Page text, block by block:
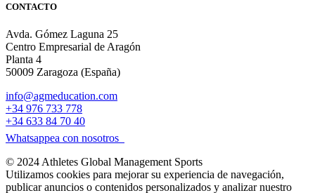
CONTACTO
Avda. Gómez Laguna 25
Centro Empresarial de Aragón
Planta 4
50009 Zaragoza (España)
info@agmeducation.com
+34 976 733 778
+34 633 84 70 40
Whatsappea con nosotros
© 2024 Athletes Global Management Sports
Utilizamos cookies para mejorar su experiencia de navegación,
publicar anuncios o contenidos personalizados y analizar nuestro